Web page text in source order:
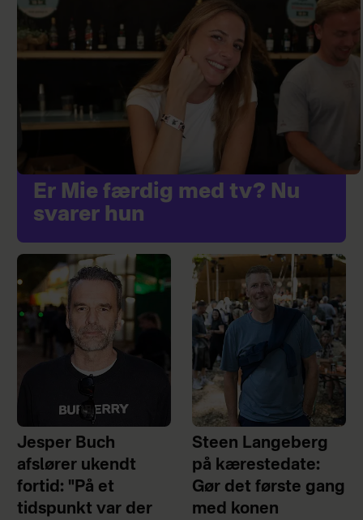
Er Mie færdig med tv? Nu
svarer hun
Jesper Buch
afslører ukendt
fortid: "På et
tidspunkt var der
Steen Langeberg
på kærestedate:
Gør det første gang
med konen